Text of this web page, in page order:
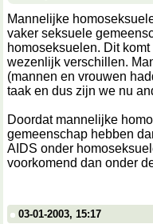
Mannelijke
vaker seksuele
homoseksuelen. Dit
wezenlijk verschillen.
(mannen en vrouwen
taak en dus zijn we nu
Doordat mannelijke
gemeenschap hebben
AIDS onder
voorkomend dan onder
03-01-2003, 15:17